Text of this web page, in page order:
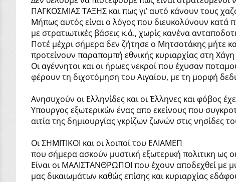
ΠΑΓΚΟΣΜΙΑΣ ΤΑΞΗΣ και πως γι’ αυτό κάνουν τους
Μήπως αυτός είναι ο λόγος που διευκολύνουν κατά
με στρατιωτικές βάσεις κ.ά., χωρίς κανένα
Ποτέ μέχρι σήμερα δεν ζήτησε ο Μητσοτάκης μήτε
προτείνουν παραπομπή εθνικής κυριαρχίας στη
Οι αγέννητοι και οι ήρωες νεκροί που έχυσαν
φέρουν τη διχοτόμηση του Αιγαίου, με τη μορφή
Ανησυχούν οι Ελληνίδες και οι Έλληνες και φόβος
Υπουργος εξωτερικών ένας απο εκείνους που
αιτία της δημιουργίας γκρίζων ζωνών στις νησίδες
Οι ΣΗΜΙΤΙΚΟΙ και οι λοιποί του ΕΛΙΑΜΕΠ
που σήμερα ασκούν μυστική εξωτερική πολιτικη
Είναι οι ΜΑΛΙΣΤΑΝΘΡΩΠΟΙ που έχουν αποδεχθεί με
μας δικαιωμάτων καθώς επίσης και κυριαρχίας